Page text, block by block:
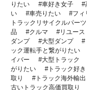
りたい
車好き女子
い
車売りたい フィ
トラックリサイクルパーツ
品
クルマ リユース
ダンプ
大型ダンプ
ック運転手と繋がりたい
イバー
大型トラック
がりたい
トラック好き
取り
トラック海外輸出
古いトラック高価買取り